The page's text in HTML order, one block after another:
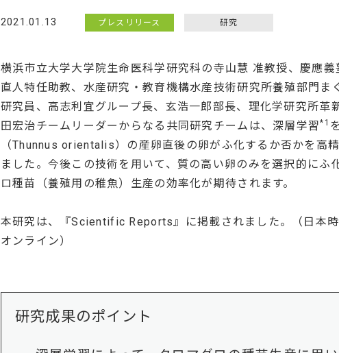
2021.01.13 プレスリリース 研究
横浜市立大学大学院生命医科学研究科の寺山慧 准教授、慶應
直人特任助教、水産研究・教育機構水産技術研究所養殖部門ま
研究員、高志利宜グループ長、玄浩一郎部長、理化学研究所革
田宏治チームリーダーからなる共同研究チームは、深層学習*1
（Thunnus orientalis）の産卵直後の卵がふ化するか否かを高
ました。今後この技術を用いて、質の高い卵のみを選択的にふ
ロ種苗（養殖用の稚魚）生産の効率化が期待されます。
本研究は、『Scientific Reports』に掲載されました。（日本
オンライン）
研究成果のポイント